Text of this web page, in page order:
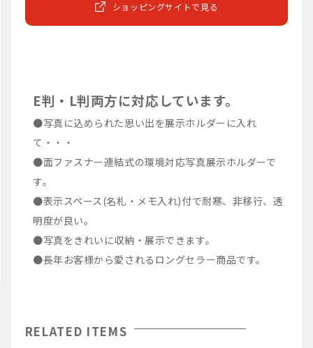
ショッピングサイトで見る
E判・L判両方に対応しています。
●写真に込められた思い出を展示ホルダーに入れ
て・・・
●面ファスナー連結式の環境対応写真展示ホルダーで
す。
●表示スペース(名札・メモ入れ)付で耐寒、非移行、透
明度が良い。
●写真をきれいに収納・展示できます。
●長年お客様から愛されるロングセラー商品です。
RELATED ITEMS